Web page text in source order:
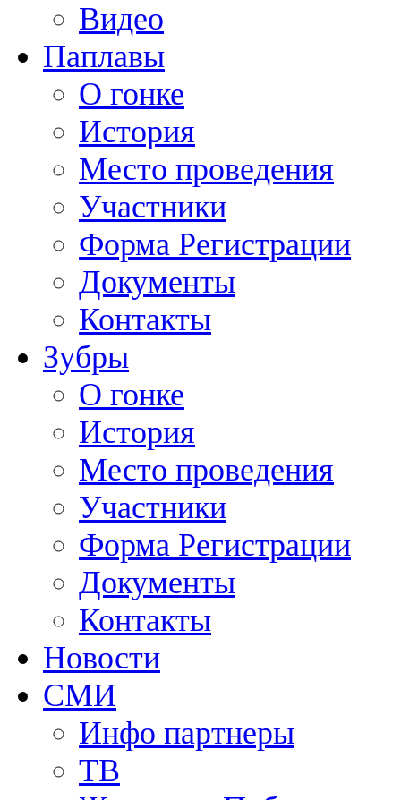
Видео
Паплавы
О гонке
История
Место проведения
Участники
Форма Регистрации
Документы
Контакты
Зубры
О гонке
История
Место проведения
Участники
Форма Регистрации
Документы
Контакты
Новости
СМИ
Инфо партнеры
ТВ